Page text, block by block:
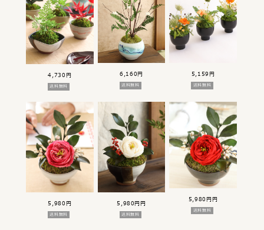
4,730円
送料無料
6,160円
送料無料
5,159円
送料無料
5,980円
送料無料
5,980円円
送料無料
5,980円円
送料無料